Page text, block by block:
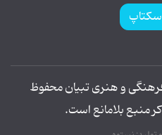
و هنری تبیان محفوظ
منبع بلامانع است.